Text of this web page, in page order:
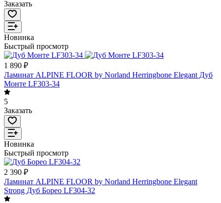
Заказать
Новинка
Быстрый просмотр
1 890 ₽
Ламинат ALPINE FLOOR by Norland Herringbone Elegant Дуб
Монте LF303-34
5
Заказать
Новинка
Быстрый просмотр
2 390 ₽
Ламинат ALPINE FLOOR by Norland Herringbone Elegant
Strong Дуб Борео LF304-32